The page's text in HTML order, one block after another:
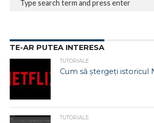
TE-AR PUTEA INTERESA
TUTORIALE
Cum să ștergeți istoricul
TUTORIALE